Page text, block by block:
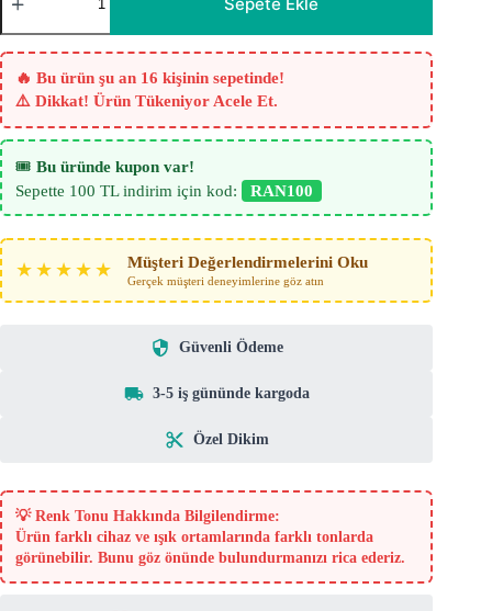
Tül
Perde
Krem
-
Ekru
-
7721
adet
🔥 Bu ürün şu an 16 kişinin sepetinde!
⚠️ Dikkat! Ürün Tükeniyor Acele Et.
🎟️ Bu üründe kupon var!
Sepette 100 TL indirim için kod:
RAN100
★★★★★ Müşteri Değerlendirmelerini Oku
Gerçek müşteri deneyimlerine göz atın
Güvenli Ödeme
3-5 iş gününde kargoda
Özel Dikim
💡 Renk Tonu Hakkında Bilgilendirme:
Ürün farklı cihaz ve ışık ortamlarında farklı tonlarda
görünebilir. Bunu göz önünde bulundurmanızı rica ederiz.